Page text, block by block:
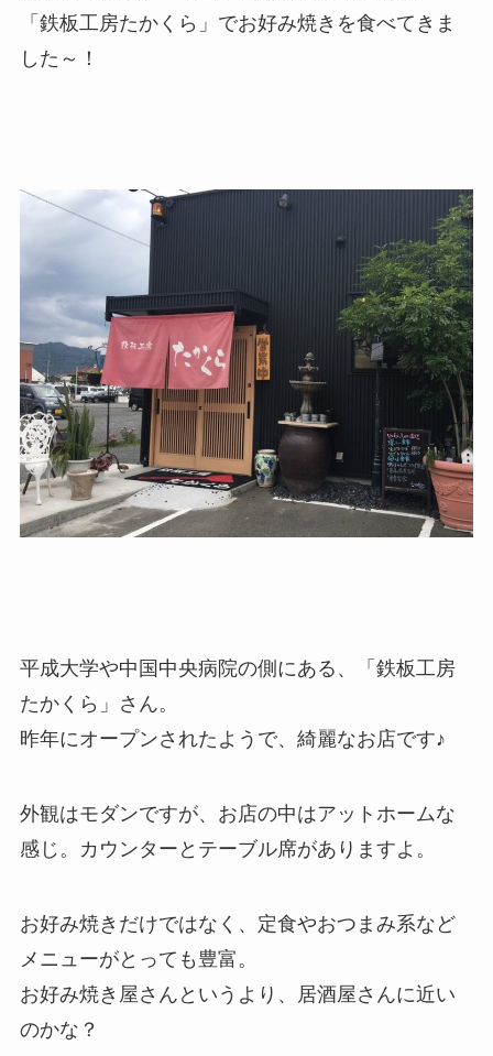
「鉄板工房たかくら」でお好み焼きを食べてきま
した～！
平成大学や中国中央病院の側にある、「鉄板工房
たかくら」さん。
昨年にオープンされたようで、綺麗なお店です♪
外観はモダンですが、お店の中はアットホームな
感じ。カウンターとテーブル席がありますよ。
お好み焼きだけではなく、定食やおつまみ系など
メニューがとっても豊富。
お好み焼き屋さんというより、居酒屋さんに近い
のかな？